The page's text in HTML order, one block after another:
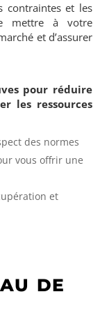
contraintes et les
mettre à votre
et d’assurer
pour réduire
les ressources
des normes
vous offrir une
et
de